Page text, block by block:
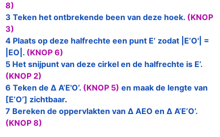
8)
3 Teken het ontbrekende been van deze hoek. (KNOP
3)
4 Plaats op deze halfrechte een punt E’ zodat |E’O'| =
|EO|. (KNOP 6)
5 Het snijpunt van deze cirkel en de halfrechte is E’.
(KNOP 2)
6 Teken de ∆ A’E'O’. (KNOP 5) en maak de lengte van
[E’O’] zichtbaar
7 Bereken de oppervlakten van ∆ AEO en ∆ A’E’O’.
(KNOP 8)